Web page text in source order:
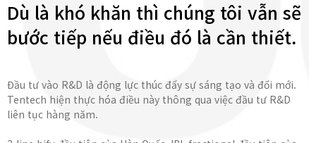
Dù là khó khăn thì chúng tôi vẫn sẽ
bước tiếp nếu điều đó là cần thiết.
Đầu tư vào R&D là động lực thúc đẩy sự sáng tạo và đổi mới.
Tentech hiện thực hóa điều này thông qua việc đầu tư R&D
liên tục hàng năm.